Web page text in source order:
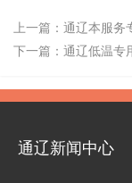
上一篇： 通辽本服务
下一篇： 通辽低温专
通辽新闻中心